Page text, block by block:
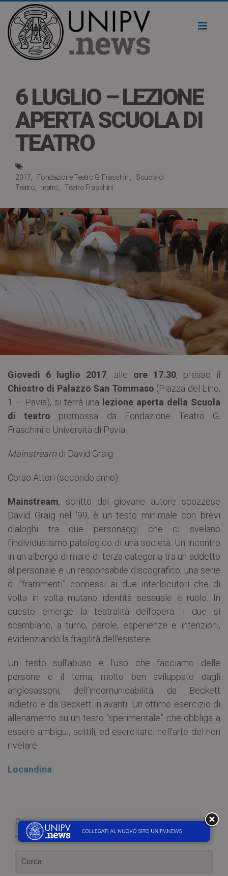
6 LUGLIO – LEZIONE
APERTA SCUOLA DI
TEATRO
2017 Fondazione Teatro G. Fraschini
Scuola di
Teatro
teatro Teatro Fraschini
Giovedì 6 luglio 2017, alle ore 17.30, presso il
Chiostro di Palazzo San Tommaso (Piazza del Lino,
1 – Pavia), si terrà una lezione aperta della Scuola
di teatro promossa da Fondazione Teatro G.
Fraschini e Università di Pavia.
Mainstreamdi David Graig
Corso Attori (secondo anno)
Mainstream, scritto dal giovane autore scozzese
David Graig nel ’99, è un testo minimale con brevi
dialoghi tra due personaggi che ci svelano
l’individualismo patologico di una società. Un incontro
in un albergo di mare di terza categoria tra un addetto
al personale e un responsabile discografico; una serie
di “frammenti” connessi ai due interlocutori che di
volta in volta mutano identità sessuale e ruolo. In
questo emerge la teatralità dell’opera: i due si
scambiano, a turno, parole, esperienze e intenzioni,
evidenziando la fragilità dell’esistere.
Un testo sull’abuso e l’uso che facciamo delle
persone e il tema, molto ben sviluppato dagli
anglosassoni, dell’incomunicabilità; da Beckett
indietro e da Beckett in avanti. Un ottimo esercizio di
allenamento su un testo “sperimentale” che obbliga a
essere ambigui, sottili, ed esercitarci nell’arte del non
rivelare.
Locandina
Cerca